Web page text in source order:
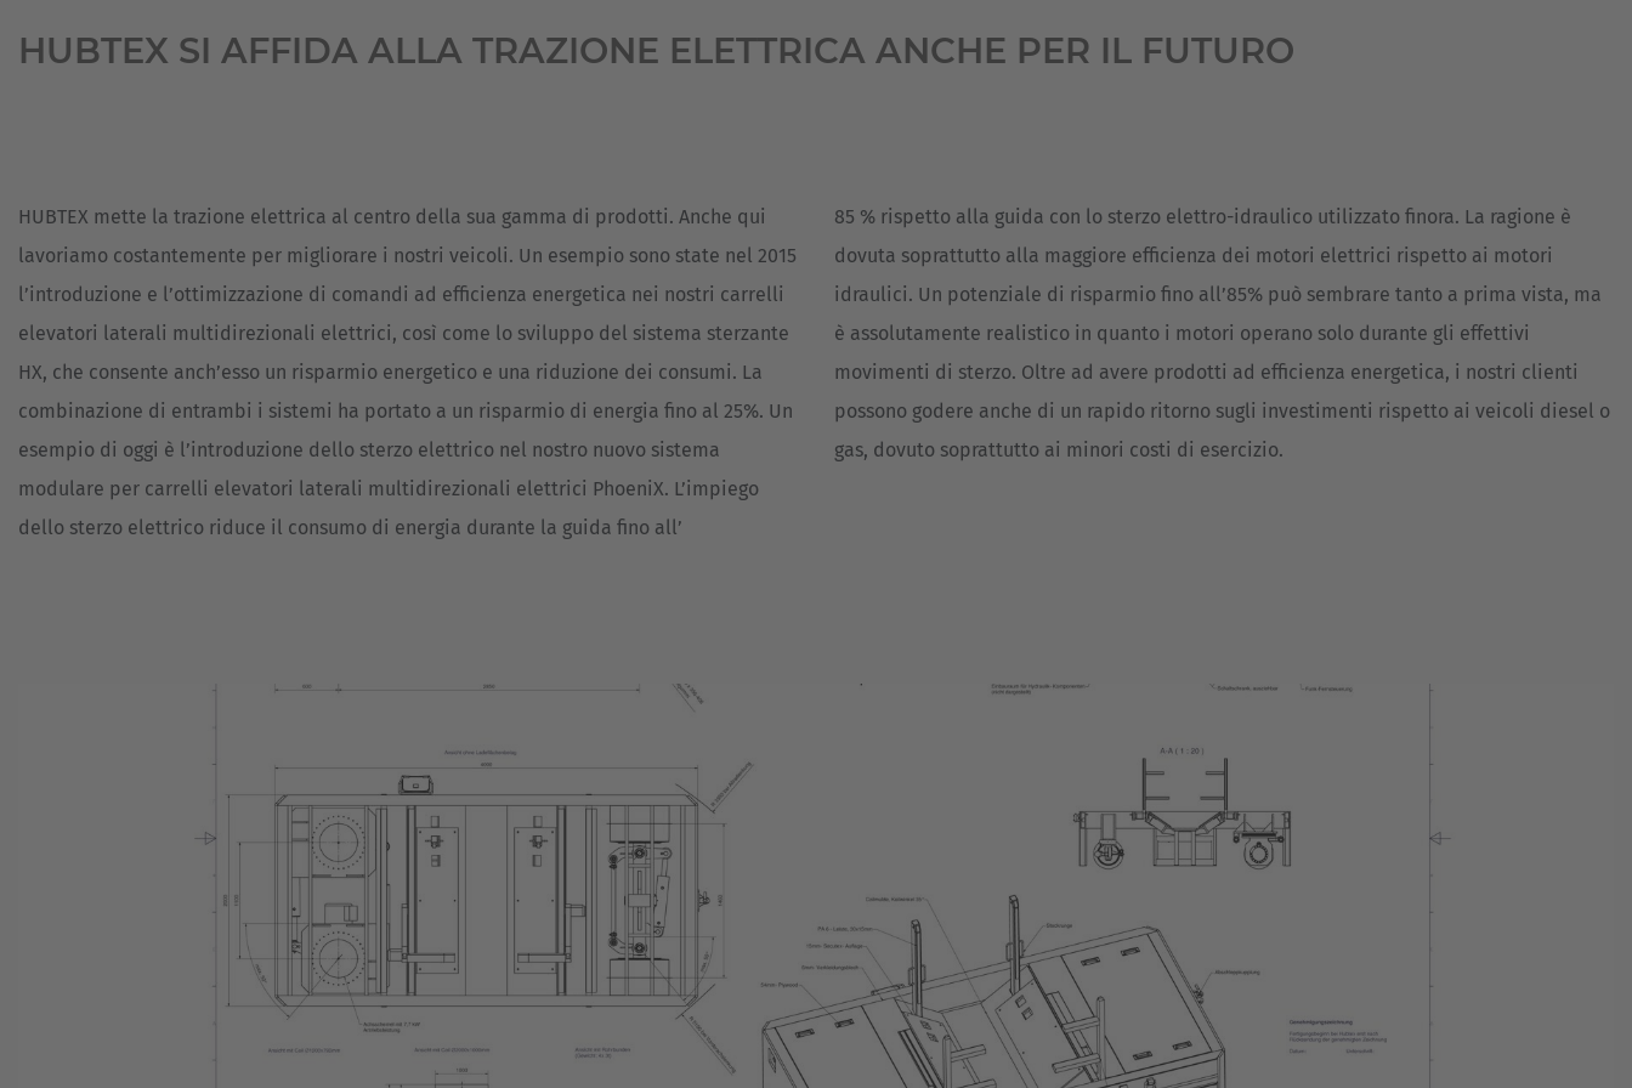
HUBTEX SI AFFIDA ALLA TRAZIONE ELETTRICA ANCHE PER IL FUTURO
HUBTEX mette la trazione elettrica al centro della sua gamma di prodotti. Anche qui
lavoriamo costantemente per migliorare i nostri veicoli. Un esempio sono state nel 2015
l’introduzione e l’ottimizzazione di comandi ad efficienza energetica nei nostri carrelli
elevatori laterali multidirezionali elettrici, così come lo sviluppo del sistema sterzante
HX, che consente anch’esso un risparmio energetico e una riduzione dei consumi. La
combinazione di entrambi i sistemi ha portato a un risparmio di energia fino al 25%. Un
esempio di oggi è l’introduzione dello sterzo elettrico nel nostro nuovo sistema
modulare per carrelli elevatori laterali multidirezionali elettrici PhoeniX. L’impiego
dello sterzo elettrico riduce il consumo di energia durante la guida fino all’
85 % rispetto alla guida con lo sterzo elettro-idraulico utilizzato finora. La ragione è
dovuta soprattutto alla maggiore efficienza dei motori elettrici rispetto ai motori
idraulici. Un potenziale di risparmio fino all’85% può sembrare tanto a prima vista, ma
è assolutamente realistico in quanto i motori operano solo durante gli effettivi
movimenti di sterzo. Oltre ad avere prodotti ad efficienza energetica, i nostri clienti
possono godere anche di un rapido ritorno sugli investimenti rispetto ai veicoli diesel o
gas, dovuto soprattutto ai minori costi di esercizio.